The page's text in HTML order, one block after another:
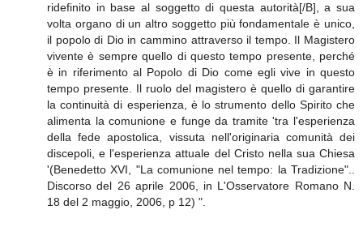
ridefinito in base al soggetto di questa autorità[/B], a sua
volta organo di un altro soggetto più fondamentale è unico,
il popolo di Dio in cammino attraverso il tempo. Il Magistero
vivente è sempre quello di questo tempo presente, perché
è in riferimento al Popolo di Dio come egli vive in questo
tempo presente. Il ruolo del magistero è quello di garantire
la continuità di esperienza, è lo strumento dello Spirito che
alimenta la comunione e funge da tramite 'tra l'esperienza
della fede apostolica, vissuta nell'originaria comunità dei
discepoli, e l'esperienza attuale del Cristo nella sua Chiesa
'(Benedetto XVI, "La comunione nel tempo: la Tradizione"..
Discorso del 26 aprile 2006, in L'Osservatore Romano N.
18 del 2 maggio, 2006, p 12) ".